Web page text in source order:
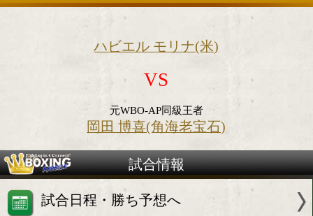
会場:米国カリフォルニア州カ
日本時間: 11月3日(日)10:00
ハビエル モリナ(米)
VS
元WBO-AP同級王者